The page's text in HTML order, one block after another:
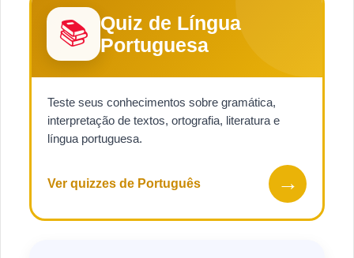
📚
Quiz de Língua
Portuguesa
Teste seus conhecimentos sobre gramática,
interpretação de textos, ortografia, literatura e
língua portuguesa.
Ver quizzes de Português →